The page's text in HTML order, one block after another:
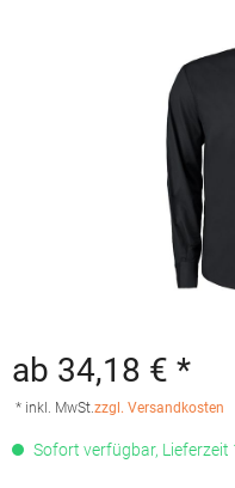
ab 34,18 € *
* inkl. MwSt.zzgl. Versandkosten
Sofort verfügbar, Lieferzeit